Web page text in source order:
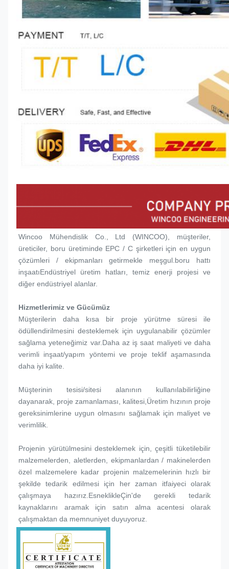
Wincoo Mühendislik Co., Ltd (WINCOO), müşteriler,
üreticiler, boru üretiminde EPC / C şirketleri için en uygun
çözümleri / ekipmanları getirmekle meşgul.boru hattı
inşaatıEndüstriyel üretim hatları, temiz enerji projesi ve
diğer endüstriyel alanlar.
Hizmetlerimiz ve Gücümüz
Müşterilerin daha kısa bir proje yürütme süresi ile
ödüllendirilmesini desteklemek için uygulanabilir çözümler
sağlama yeteneğimiz var.Daha az iş saat maliyeti ve daha
verimli inşaat/yapım yöntemi ve proje teklif aşamasında
daha iyi kalite.
Müşterinin tesisi/sitesi alanının kullanılabilirliğine
dayanarak, proje zamanlaması, kalitesi,Üretim hızının proje
gereksinimlerine uygun olmasını sağlamak için maliyet ve
verimlilik.
Projenin yürütülmesini desteklemek için, çeşitli tüketilebilir
malzemelerden, aletlerden, ekipmanlardan / makinelerden
özel malzemelere kadar projenin malzemelerinin hızlı bir
şekilde tedarik edilmesi için her zaman itfaiyeci olarak
çalışmaya hazırız.EsneklikleÇin'de gerekli tedarik
kaynaklarını aramak için satın alma acentesi olarak
çalışmaktan da memnuniyet duyuyoruz.